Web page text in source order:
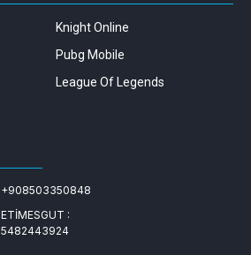
Knight Online
Pubg Mobile
League Of Legends
+908503350848
ETİMESGUT :
5482443924